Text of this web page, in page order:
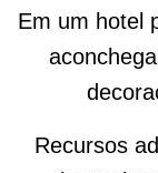
Em um hotel
Recursos